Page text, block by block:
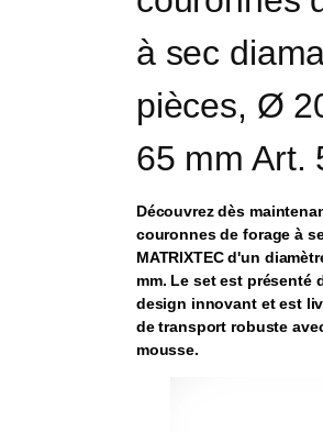
à sec
pièces, Ø
65 mm Art.
Découvrez dès
couronnes de forage à
MATRIXTEC d'un
mm. Le set est présenté
design innovant et est
de transport robuste
mousse.